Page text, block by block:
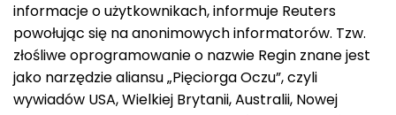
informacje o użytkownikach, informuje Reuters
powołując się na anonimowych informatorów. Tzw.
złośliwe oprogramowanie o nazwie Regin znane jest
jako narzędzie aliansu „Pięciorga Oczu”, czyli
wywiadów USA, Wielkiej Brytanii, Australii, Nowej